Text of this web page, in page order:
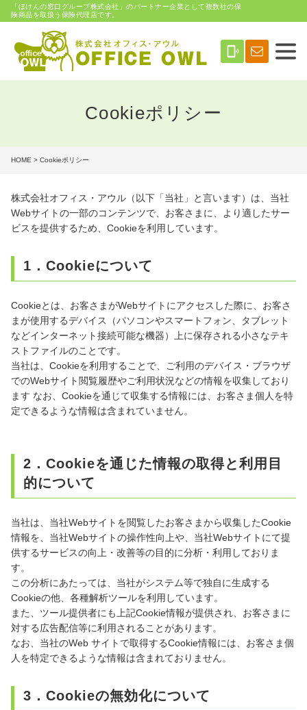
「ほけんの窓口グループ株式会社」のパートナー企業として複数社の保
険商品を取扱う保険代理店です。
phonelink_ring
Cookieポリシー
HOME > Cookieポリシー
株式会社オフィス・アウル（以下「当社」と言います）は、当社
Webサイトの一部のコンテンツで、お客さまに、より適したサー
ビスを提供するため、Cookieを利用しています。
1．Cookieについて
Cookieとは、お客さまがWebサイトにアクセスした際に、お客さ
まが使用するデバイス（パソコンやスマートフォン、タブレット
などインターネット接続可能な機器）上に保存される小さなテキ
ストファイルのことです。
当社は、Cookieを利用することで、ご利用のデバイス・ブラウザ
でのWebサイト閲覧履歴やご利用状況などの情報を収集しており
ます なお、Cookieを通じて収集する情報には、お客さま個人を特
定できるような情報は含まれていません。
2．Cookieを通じた情報の取得と利用目
的について
当社は、当社Webサイトを閲覧したお客さまから収集したCookie
情報を、当社Webサイトの操作性向上や、当社Webサイトにて提
供するサービスの向上・改善等の目的に分析・利用しておりま
す。
この分析にあたっては、当社がシステム等で独自に生成する
Cookieの他、各種解析ツールを利用しています。
また、ツール提供者にも上記Cookie情報が提供され、お客さまに
対する広告配信等に利用されることがあります。
なお、当社のWeb サイトで取得するCookie情報には、お客さま個
人を特定できるような情報は含まれておりません。
3．Cookieの無効化について